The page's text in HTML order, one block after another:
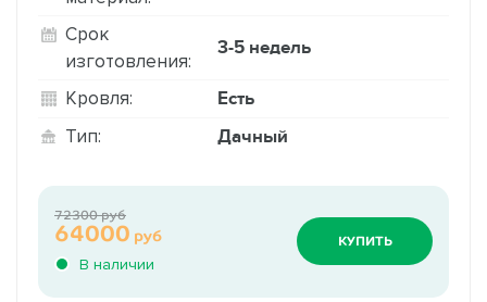
Срок
изготовления:
3-5 недель
Кровля: Есть
Тип: Дачный
В наличии
64000 руб
72300 руб
КУПИТЬ